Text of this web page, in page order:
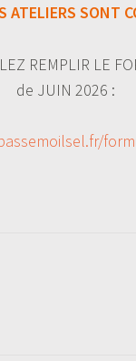
ATELIERS SONT
REMPLIR LE
de JUIN 2026 :